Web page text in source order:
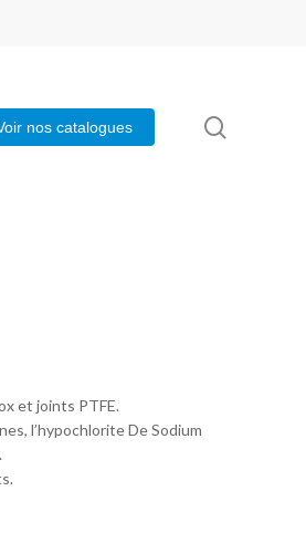
nos catalogues
et joints PTFE.
l’hypochlorite De Sodium